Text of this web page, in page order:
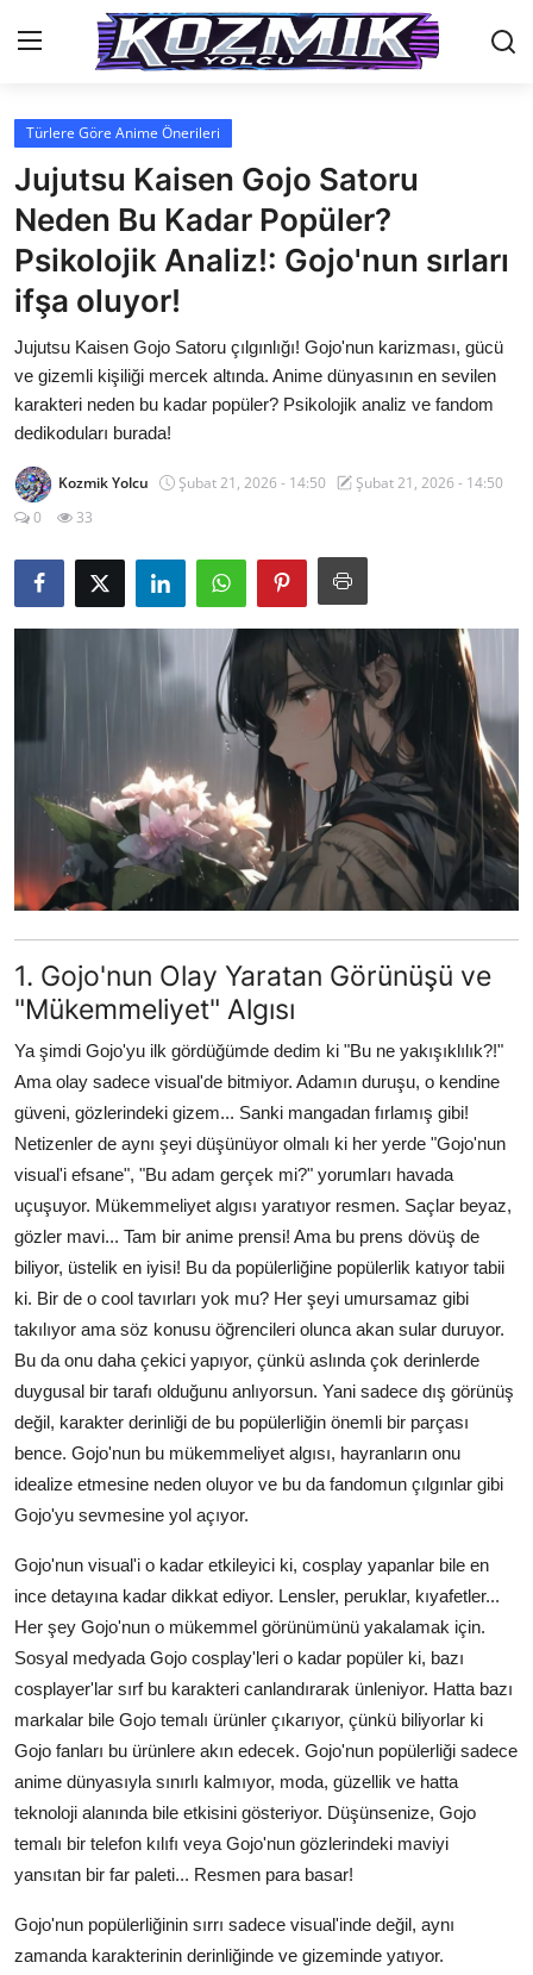
Anasayfa
İletişim
Genel
Anime Önerileri
Kore Dünyası
Anime Karakterleri
Anime
Dizi & Film
Testler
Türlere Göre Anime Önerileri
Jujutsu Kaisen Gojo Satoru
Neden Bu Kadar Popüler?
Psikolojik Analiz!: Gojo'nun sırları
ifşa oluyor!
Jujutsu Kaisen Gojo Satoru çılgınlığı! Gojo'nun karizması, gücü
ve gizemli kişiliği mercek altında. Anime dünyasının en sevilen
karakteri neden bu kadar popüler? Psikolojik analiz ve fandom
dedikoduları burada!
Kozmik Yolcu Şubat 21, 2026 - 14:50
Şubat 21, 2026 - 14:50
0
33
1. Gojo'nun Olay Yaratan Görünüşü ve
"Mükemmeliyet" Algısı
Ya şimdi Gojo'yu ilk gördüğümde dedim ki "Bu ne yakışıklılık?!"
Ama olay sadece visual'de bitmiyor. Adamın duruşu, o kendine
güveni, gözlerindeki gizem... Sanki mangadan fırlamış gibi!
Netizenler de aynı şeyi düşünüyor olmalı ki her yerde "Gojo'nun
visual'i efsane", "Bu adam gerçek mi?" yorumları havada
uçuşuyor. Mükemmeliyet algısı yaratıyor resmen. Saçlar beyaz,
gözler mavi... Tam bir anime prensi! Ama bu prens dövüş de
biliyor, üstelik en iyisi! Bu da popülerliğine popülerlik katıyor tabii
ki. Bir de o cool tavırları yok mu? Her şeyi umursamaz gibi
takılıyor ama söz konusu öğrencileri olunca akan sular duruyor.
Bu da onu daha çekici yapıyor, çünkü aslında çok derinlerde
duygusal bir tarafı olduğunu anlıyorsun. Yani sadece dış görünüş
değil, karakter derinliği de bu popülerliğin önemli bir parçası
bence. Gojo'nun bu mükemmeliyet algısı, hayranların onu
idealize etmesine neden oluyor ve bu da fandomun çılgınlar gibi
Gojo'yu sevmesine yol açıyor.
Gojo'nun visual'i o kadar etkileyici ki, cosplay yapanlar bile en
ince detayına kadar dikkat ediyor. Lensler, peruklar, kıyafetler...
Her şey Gojo'nun o mükemmel görünümünü yakalamak için.
Sosyal medyada Gojo cosplay'leri o kadar popüler ki, bazı
cosplayer'lar sırf bu karakteri canlandırarak ünleniyor. Hatta bazı
markalar bile Gojo temalı ürünler çıkarıyor, çünkü biliyorlar ki
Gojo fanları bu ürünlere akın edecek. Gojo'nun popülerliği sadece
anime dünyasıyla sınırlı kalmıyor, moda, güzellik ve hatta
teknoloji alanında bile etkisini gösteriyor. Düşünsenize, Gojo
temalı bir telefon kılıfı veya Gojo'nun gözlerindeki maviyi
yansıtan bir far paleti... Resmen para basar!
Gojo'nun popülerliğinin sırrı sadece visual'inde değil, aynı
zamanda karakterinin derinliğinde ve gizeminde yatıyor.